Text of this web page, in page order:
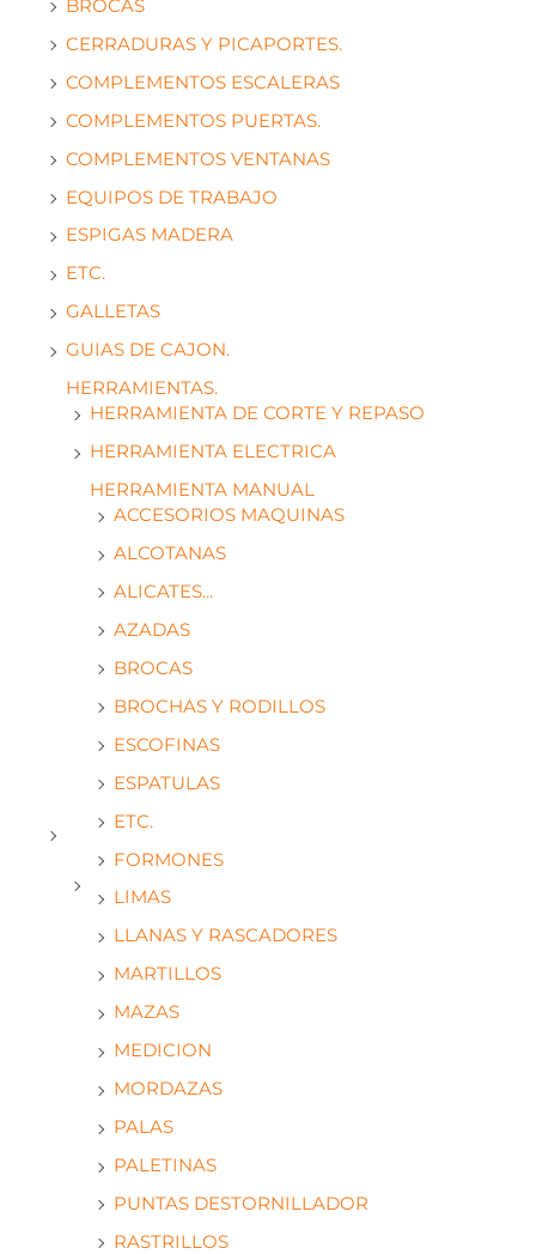
BROCAS
CERRADURAS Y PICAPORTES.
COMPLEMENTOS ESCALERAS
COMPLEMENTOS PUERTAS.
COMPLEMENTOS VENTANAS
EQUIPOS DE TRABAJO
ESPIGAS MADERA
ETC.
GALLETAS
GUIAS DE CAJON.
HERRAMIENTAS.
HERRAMIENTA DE CORTE Y REPASO
HERRAMIENTA ELECTRICA
HERRAMIENTA MANUAL
ACCESORIOS MAQUINAS
ALCOTANAS
ALICATES...
AZADAS
BROCAS
BROCHAS Y RODILLOS
ESCOFINAS
ESPATULAS
ETC.
FORMONES
LIMAS
LLANAS Y RASCADORES
MARTILLOS
MAZAS
MEDICION
MORDAZAS
PALAS
PALETINAS
PUNTAS DESTORNILLADOR
RASTRILLOS